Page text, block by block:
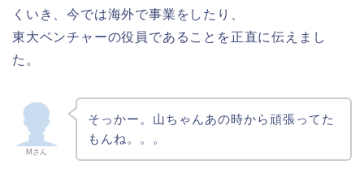
くいき、今では海外で事業をしたり、
東大ベンチャーの役員であることを正直に伝えまし
た。
Mさん
そっかー。山ちゃんあの時から頑張ってた
もんね。。。